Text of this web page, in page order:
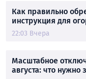
Как правильно
инструкция для
22:03 Вчера
Масштабное
августа: что нужно